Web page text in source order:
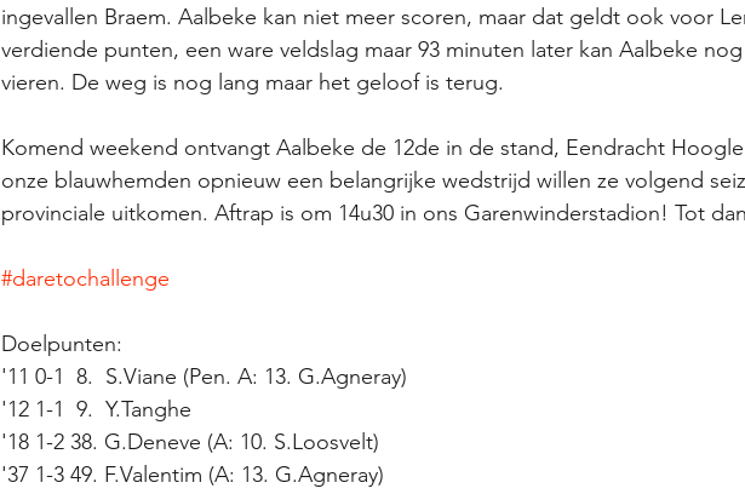
ingevallen Braem. Aalbeke kan niet meer scoren, maar dat geldt ook voor
verdiende punten, een ware veldslag maar 93 minuten later kan Aalbeke
vieren. De weg is nog lang maar het geloof is terug.
Komend weekend ontvangt Aalbeke de 12de in de stand, Eendracht
onze blauwhemden opnieuw een belangrijke wedstrijd willen ze volgend
provinciale uitkomen. Aftrap is om 14u30 in ons Garenwinderstadion! Tot
#daretochallenge
Doelpunten:
'11 0-1  8.  S.Viane (Pen. A: 13. G.Agneray)
'12 1-1  9.  Y.Tanghe
'18 1-2 38. G.Deneve (A: 10. S.Loosvelt)
'37 1-3 49. F.Valentim (A: 13. G.Agneray)